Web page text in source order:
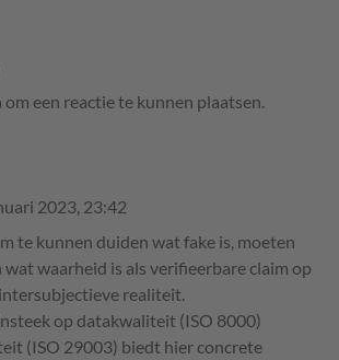
een reactie te kunnen plaatsen.
2023, 23:42
te kunnen duiden wat fake is, moeten
waarheid is als verifieerbare claim op
realiteit.
op datakwaliteit (ISO 8000)
(ISO 29003) biedt hier concrete